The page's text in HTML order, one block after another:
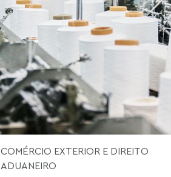
COMÉRCIO EXTERIOR E DIREITO
ADUANEIRO